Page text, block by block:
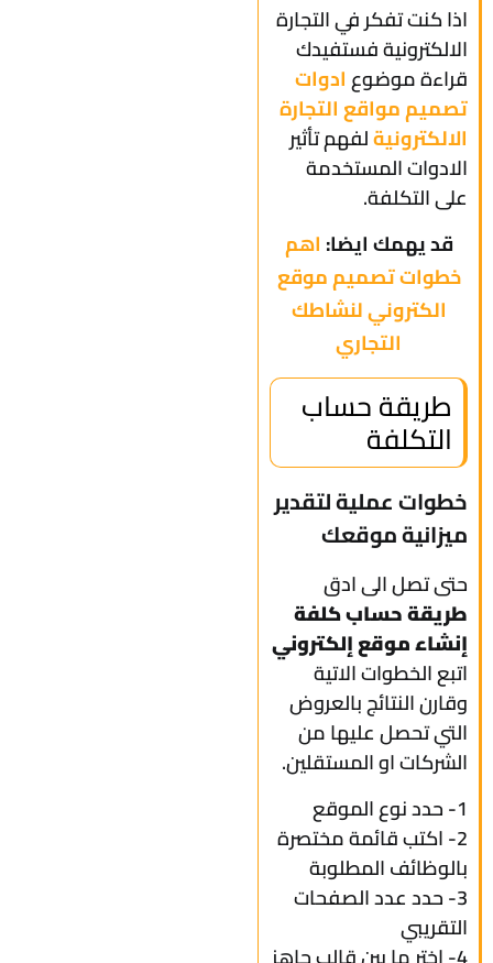
اذا كنت تفكر في التجارة
الالكترونية فستفيدك
قراءة موضوعادوات
تصميم مواقع التجارة
الالكترونيةلفهم تأثير
الادوات المستخدمة
على التكلفة.
قد يهمك ايضا: اهم
خطوات تصميم موقع
الكتروني لنشاطك
التجاري
طريقة حساب
التكلفة
خطوات عملية لتقدير
ميزانية موقعك
حتى تصل الى ادق
طريقة حساب كلفة
إنشاء موقع إلكتروني
اتبع الخطوات الاتية
وقارن النتائج بالعروض
التي تحصل عليها من
الشركات او المستقلين.
1- حدد نوع الموقع
2- اكتب قائمة مختصرة
بالوظائف المطلوبة
3- حدد عدد الصفحات
التقريبي